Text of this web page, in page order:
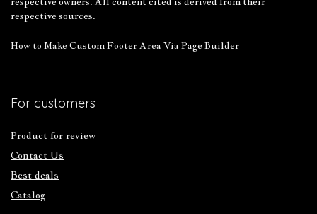
respective sources.
How to Make Custom Footer Area Via Page Builder
For customers
Product for review
Contact Us
Best deals
Catalog